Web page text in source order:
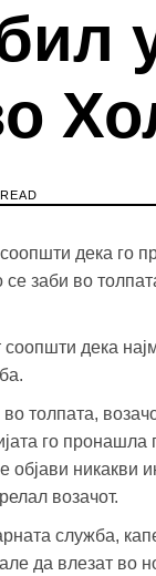
дека го
заби во
дека
толпата,
го
објави никакви
возачот.
служба,
да влезат во